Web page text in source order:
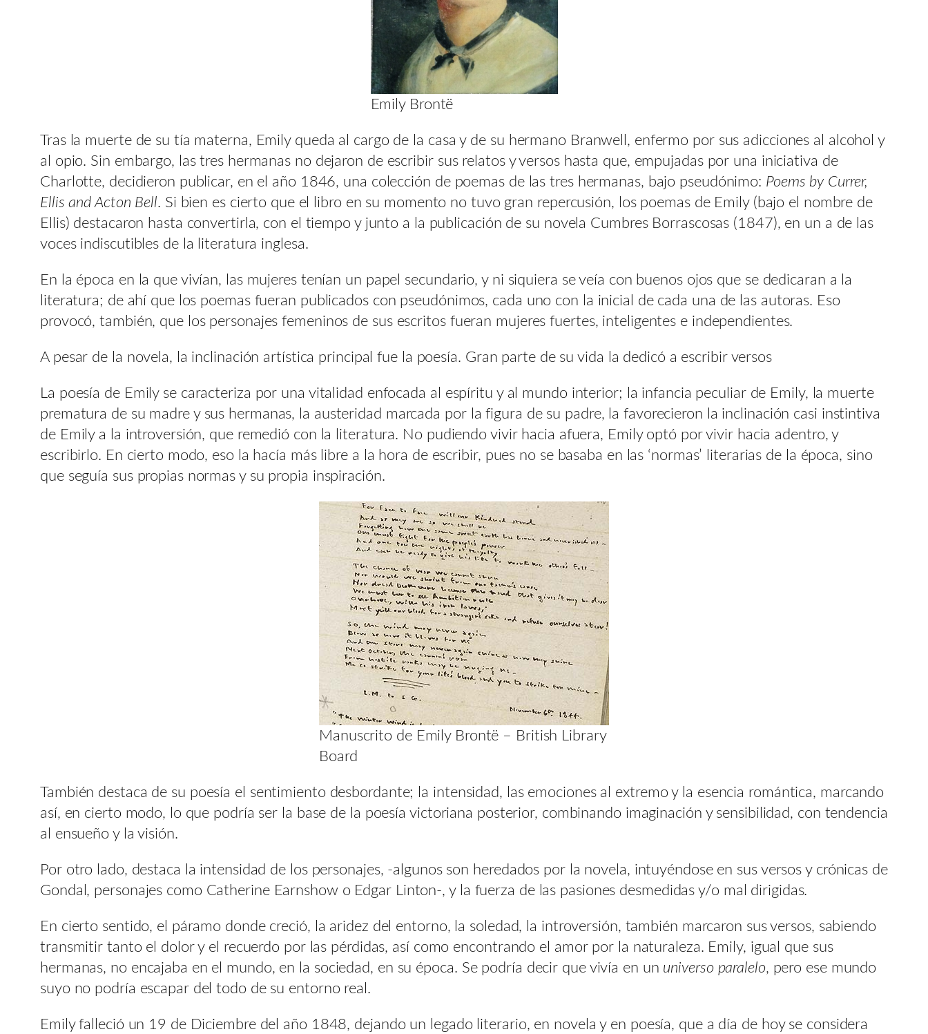
Emily Brontë
Tras la muerte de su tía materna, Emily queda al cargo de la casa y de su hermano Branwell, enfermo por sus adicciones al alcohol y
al opio. Sin embargo, las tres hermanas no dejaron de escribir sus relatos y versos hasta que, empujadas por una iniciativa de
Charlotte, decidieron publicar, en el año 1846, una colección de poemas de las tres hermanas, bajo pseudónimo: Poems by Currer,
Ellis and Acton Bell. Si bien es cierto que el libro en su momento no tuvo gran repercusión, los poemas de Emily (bajo el nombre de
Ellis) destacaron hasta convertirla, con el tiempo y junto a la publicación de su novela Cumbres Borrascosas (1847), en un a de las
voces indiscutibles de la literatura inglesa.
En la época en la que vivían, las mujeres tenían un papel secundario, y ni siquiera se veía con buenos ojos que se dedicaran a la
literatura; de ahí que los poemas fueran publicados con pseudónimos, cada uno con la inicial de cada una de las autoras. Eso
provocó, también, que los personajes femeninos de sus escritos fueran mujeres fuertes, inteligentes e independientes.
A pesar de la novela, la inclinación artística principal fue la poesía. Gran parte de su vida la dedicó a escribir versos
La poesía de Emily se caracteriza por una vitalidad enfocada al espíritu y al mundo interior; la infancia peculiar de Emily, la muerte
prematura de su madre y sus hermanas, la austeridad marcada por la figura de su padre, la favorecieron la inclinación casi instintiva
de Emily a la introversión, que remedió con la literatura. No pudiendo vivir hacia afuera, Emily optó por vivir hacia adentro, y
escribirlo. En cierto modo, eso la hacía más libre a la hora de escribir, pues no se basaba en las ‘normas’ literarias de la época, sino
que seguía sus propias normas y su propia inspiración.
Manuscrito de Emily Brontë – British Library
Board
También destaca de su poesía el sentimiento desbordante; la intensidad, las emociones al extremo y la esencia romántica, marcando
así, en cierto modo, lo que podría ser la base de la poesía victoriana posterior, combinando imaginación y sensibilidad, con tendencia
al ensueño y la visión.
Por otro lado, destaca la intensidad de los personajes, -algunos son heredados por la novela, intuyéndose en sus versos y crónicas de
Gondal, personajes como Catherine Earnshow o Edgar Linton-, y la fuerza de las pasiones desmedidas y/o mal dirigidas.
En cierto sentido, el páramo donde creció, la aridez del entorno, la soledad, la introversión, también marcaron sus versos, sabiendo
transmitir tanto el dolor y el recuerdo por las pérdidas, así como encontrando el amor por la naturaleza. Emily, igual que sus
hermanas, no encajaba en el mundo, en la sociedad, en su época. Se podría decir que vivía en un universo paralelo, pero ese mundo
suyo no podría escapar del todo de su entorno real.
Emily falleció un 19 de Diciembre del año 1848, dejando un legado literario, en novela y en poesía, que a día de hoy se considera